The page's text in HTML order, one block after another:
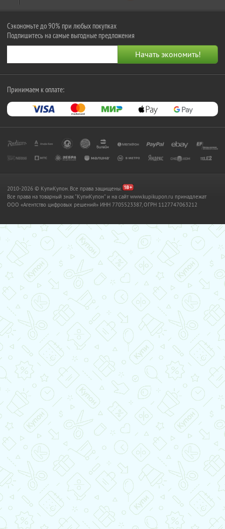
Сэкономьте до 90% при любых покупках
Подпишитесь на самые выгодные предложения
Принимаем к оплате:
2010-2026 © КупиКупон. Все права защищены.
Все права на товарный знак "КупиКупон" и на сайт www.kupikupon.ru принадлежат
OOO «Агентство цифровых решений» ИНН 7705523387, ОГРН 1127747063212